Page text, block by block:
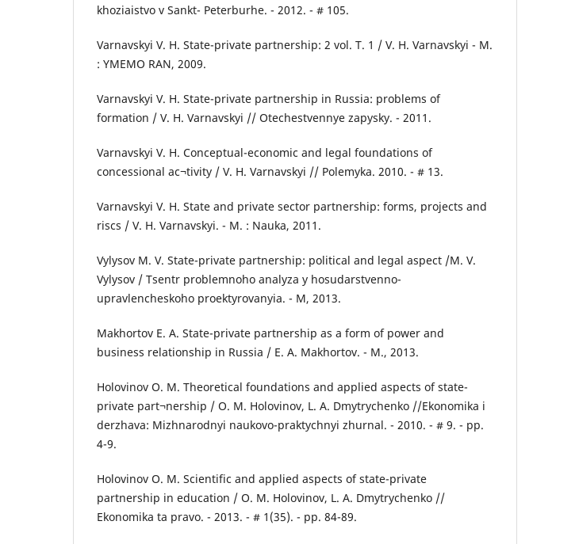
khoziaistvo v Sankt- Peterburhe. - 2012. - # 105.
Varnavskyi V. H. State-private partnership: 2 vol. T. 1 / V. H. Varnavskyi - M.
: YMEMO RAN, 2009.
Varnavskyi V. H. State-private partnership in Russia: problems of
formation / V. H. Varnavskyi // Otechestvennye zapysky. - 2011.
Varnavskyi V. H. Conceptual-economic and legal foundations of
concessional ac¬tivity / V. H. Varnavskyi // Polemyka. 2010. - # 13.
Varnavskyi V. H. State and private sector partnership: forms, projects and
riscs / V. H. Varnavskyi. - M. : Nauka, 2011.
Vylysov M. V. State-private partnership: political and legal aspect /M. V.
Vylysov / Tsentr problemnoho analyza y hosudarstvenno-
upravlencheskoho proektyrovanyia. - M, 2013.
Makhortov E. A. State-private partnership as a form of power and
business relationship in Russia / E. A. Makhortov. - M., 2013.
Holovinov O. M. Theoretical foundations and applied aspects of state-
private part¬nership / O. M. Holovinov, L. A. Dmytrychenko //Ekonomika i
derzhava: Mizhnarodnyi naukovo-praktychnyi zhurnal. - 2010. - # 9. - pp.
4-9.
Holovinov O. M. Scientific and applied aspects of state-private
partnership in education / O. M. Holovinov, L. A. Dmytrychenko //
Ekonomika ta pravo. - 2013. - # 1(35). - pp. 84-89.